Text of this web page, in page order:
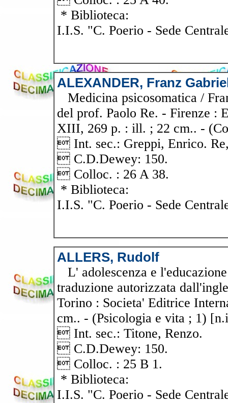
* Biblioteca:
I.I.S. "C. Poerio - Sede
ALEXANDER, Franz
Medicina psicosomatica /
del prof. Paolo Re. - Firenze :
XIII, 269 p. : ill. ; 22 cm.. -
 Int. sec.: Greppi, Enrico.
 C.D.Dewey: 150.
 Colloc. : 26 A 38.
* Biblioteca:
I.I.S. "C. Poerio - Sede
ALLERS, Rudolf
L' adolescenza e
traduzione autorizzata
Torino : Societa' Editrice
cm.. - (Psicologia e vita ; 1)
 Int. sec.: Titone, Renzo.
 C.D.Dewey: 150.
 Colloc. : 25 B 1.
* Biblioteca:
I.I.S. "C. Poerio - Sede